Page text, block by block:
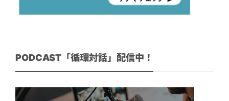
PODCAST「循環対話」配信中！